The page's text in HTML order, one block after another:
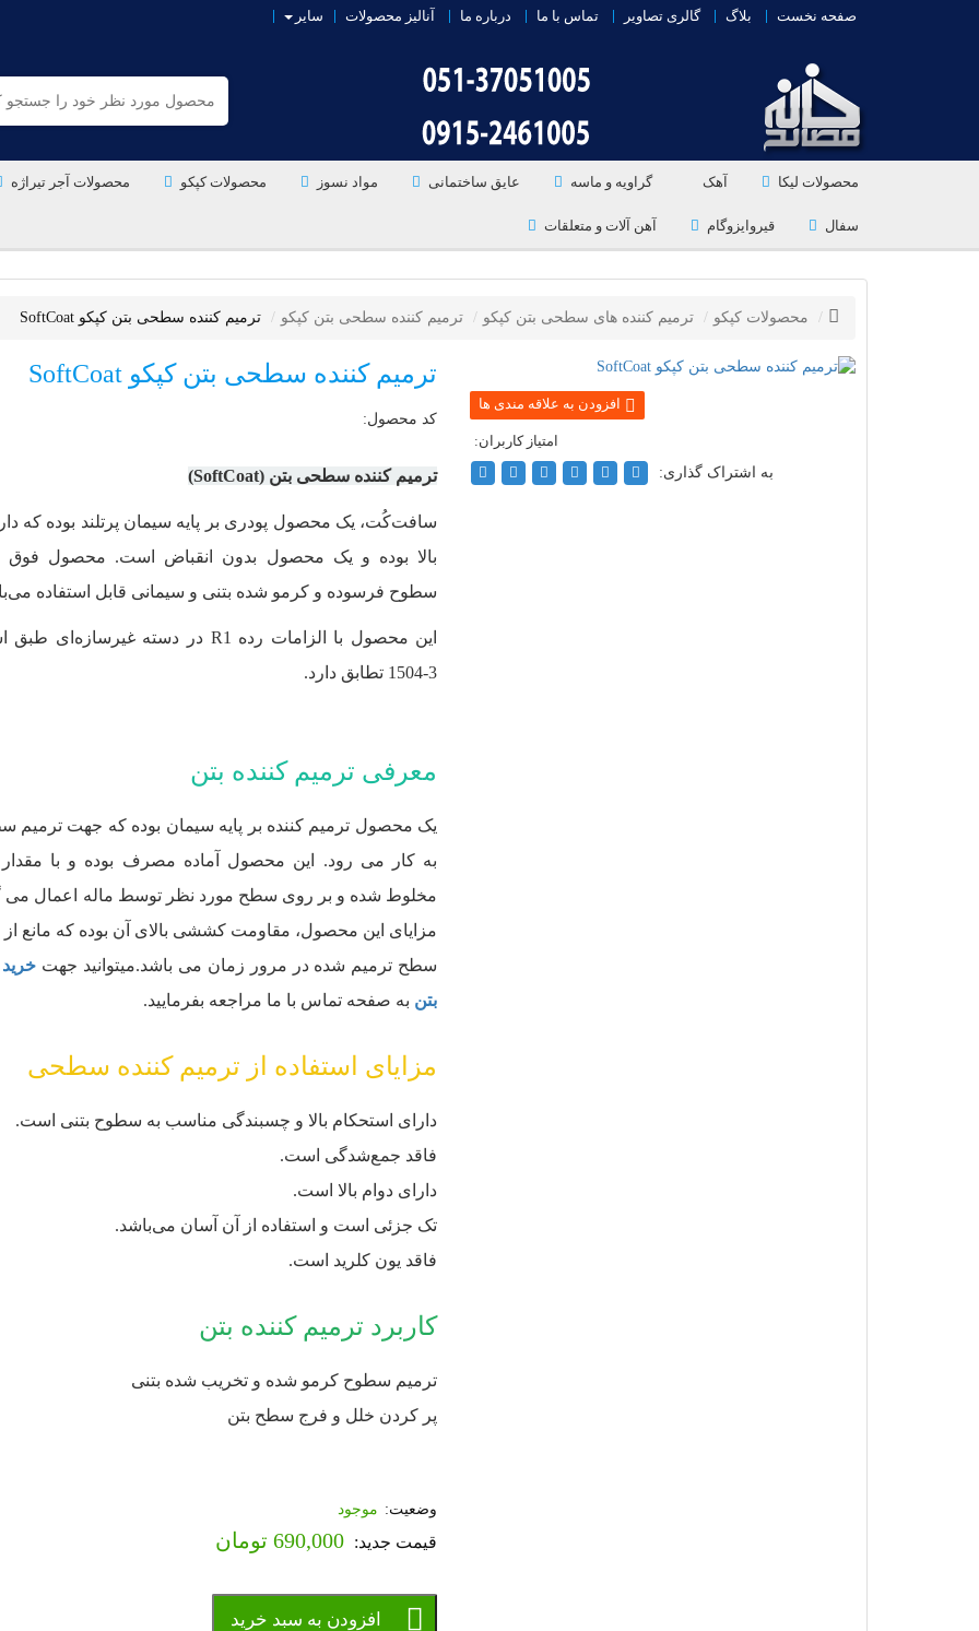
صفحه نخست بلاگ گالری تصاویر تماس با ما درباره ما آنالیز محصولات سایر
محصولات لیکا آهک گراویه و ماسه عایق ساختمانی مواد نسوز محصولات کپکو محصولات آجر تیراژه
سفال قیروایزوگام آهن آلات و متعلقات
محصولات کپکو ترمیم کننده های سطحی بتن کپکو ترمیم کننده سطحی بتن کپکو ترمیم کننده سطحی بتن کپکو SoftCoat
به اشتراک گذاری:
ترمیم کننده سطحی بتن کپکو SoftCoat
کد محصول:
ترمیم کننده سطحی بتن (SoftCoat)
سافت‌کُت، یک محصول پودری بر پایه سیمان پرتلند بوده که
بالا بوده و یک محصول بدون انقباض است. محصول فوق
سطوح فرسوده و کرمو شده بتنی و سیمانی قابل استفاده
1504-3 تطابق دارد.
معرفی ترمیم کننده بتن
یک محصول ترمیم کننده بر پایه سیمان بوده که جهت ترمیم
به کار می رود. این محصول آماده مصرف بوده و با
مخلوط شده و بر روی سطح مورد نظر توسط ماله اعمال می
مزایای این محصول، مقاومت کششی بالای آن بوده که مانع از
سطح ترمیم شده در مرور زمان می باشد.میتوانید جهت
بتن به صفحه تماس با ما مراجعه بفرمایید.
مزایای استفاده از ترمیم ‏کننده سطحی
دارای استحکام بالا و چسبندگی مناسب به سطوح بتنی است.
فاقد جمع‌شدگی است.
دارای دوام بالا است.
تک‌ جزئی است و استفاده از آن آسان می‌باشد.
فاقد یون کلرید است.
کاربرد ترمیم کننده بتن
ترمیم سطوح کرمو شده و تخریب‌ شده بتنی
پر کردن خلل و فرج سطح بتن
موجود
690,000 تومان
افزودن به سبد خرید